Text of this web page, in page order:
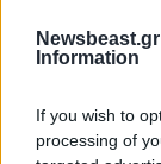
Information
If you wish to
processing of